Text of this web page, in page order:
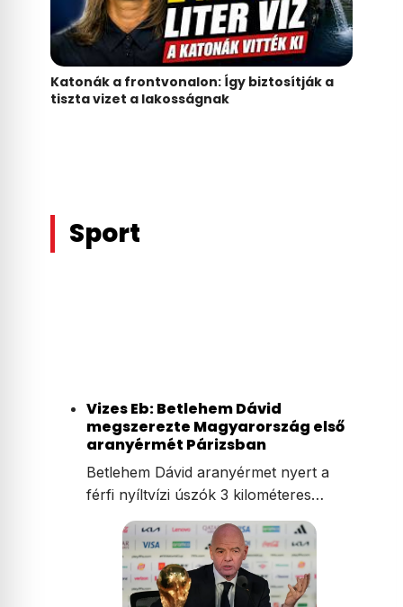
Katonák a frontvonalon: Így biztosítják a
tiszta vizet a lakosságnak
Sport
Vizes Eb: Betlehem Dávid
megszerezte Magyarország első
aranyérmét Párizsban
Betlehem Dávid aranyérmet nyert a
férfi nyíltvízi úszók 3 kilométeres…